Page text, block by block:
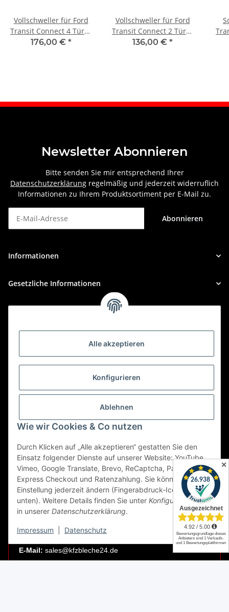
Alle akzeptieren
Konfigurieren
Ablehnen
Wie wir Cookies & Co nutzen
Durch Klicken auf „Alle akzeptieren“ gestatten Sie den
Einsatz folgender Dienste auf unserer Website: YouTube,
Vimeo, Google Translate, Brevo, ReCaptcha, PayPal
Express Checkout und Ratenzahlung. Sie können die
Einstellung jederzeit ändern (Fingerabdruck-Icon links
unten). Weitere Details finden Sie unter Konfigurierenund
in unserer Datenschutzerklärung.
Impressum Datenschutz
Vollschweller für Ford
Transit Connect 4 Türer
2002 - 2015 links
176,00 € *
Vollschweller für Ford
Transit Connect 2 Türer
2002 - 2015 links
136,00 € *
Newsletter Abonnieren
Bitte senden Sie mir entsprechend Ihrer
Datenschutzerklärung regelmäßig und jederzeit widerruflich
Informationen zu Ihrem Produktsortiment per E-Mail zu.
Abonnieren
Informationen
Gesetzliche Informationen
KFZBleche24
LAGER / RETOUREN
Packmonster Fulfillment
KFZBleche24 Lager
Gewerbepark 1
02694 Malschwitz
Retouren ausschließlich an diese Adresse.
E-Mail: sales@kfzbleche24.de
✕